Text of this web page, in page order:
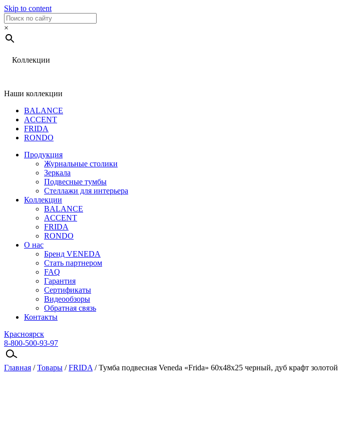
Skip to content
×
Коллекции
Наши коллекции
BALANCE
ACCENT
FRIDA
RONDO
Продукция
Журнальные столики
Зеркала
Подвесные тумбы
Стеллажи для интерьера
Коллекции
BALANCE
ACCENT
FRIDA
RONDO
О нас
Бренд VENEDA
Стать партнером
FAQ
Гарантия
Сертификаты
Видеообзоры
Обратная связь
Контакты
Красноярск
8-800-500-93-97
Главная /Товары /FRIDA /Тумба подвесная Veneda «Frida» 60х48х25 черный, дуб крафт золотой